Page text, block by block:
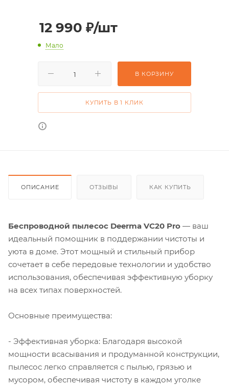
12 990 ₽/шт
Мало
В КОРЗИНУ
КУПИТЬ В 1 КЛИК
ОПИСАНИЕ ОТЗЫВЫ КАК КУПИТЬ
Беспроводной пылесос Deerma VC20 Pro — ваш
идеальный помощник в поддержании чистоты и
уюта в доме. Этот мощный и стильный прибор
сочетает в себе передовые технологии и удобство
использования, обеспечивая эффективную уборку
на всех типах поверхностей.
Основные преимущества:
- Эффективная уборка: Благодаря высокой
мощности всасывания и продуманной конструкции,
пылесос легко справляется с пылью, грязью и
мусором, обеспечивая чистоту в каждом уголке